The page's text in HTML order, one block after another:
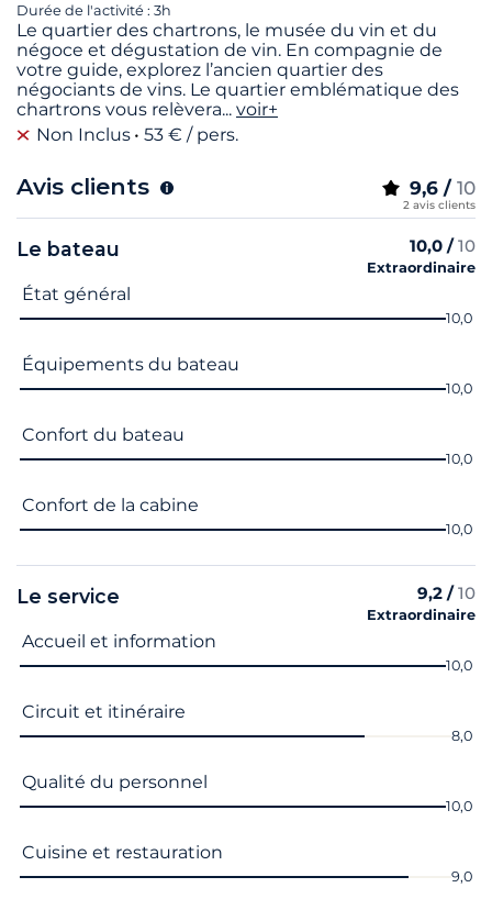
Durée de l'activité : 3h
Le quartier des chartrons, le musée du vin et du
négoce et dégustation de vin. En compagnie de
votre guide, explorez l’ancien quartier des
négociants de vins. Le quartier emblématique des
chartrons vous relèvera... voir+
Non Inclus
53 € / pers.
Avis clients 9,6 / 10
2 avis clients
Le bateau 10,0 /10
Extraordinaire
Nom du critère
État général
10,0
Équipements du bateau
10,0
Confort du bateau
10,0
Confort de la cabine
10,0
Le service 9,2 /10
Extraordinaire
Nom du critère Note
Accueil et information
10,0
Circuit et itinéraire
8,0
Qualité du personnel
10,0
Cuisine et restauration
9,0